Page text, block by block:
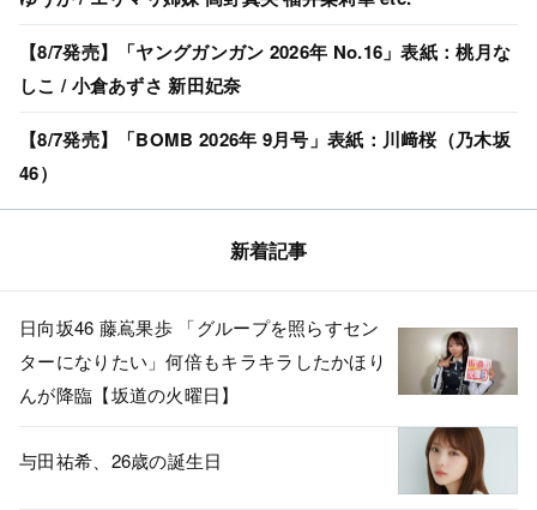
【8/7発売】「ヤングガンガン 2026年 No.16」表紙：桃月な
しこ / 小倉あずさ 新田妃奈
【8/7発売】「BOMB 2026年 9月号」表紙：川﨑桜（乃木坂
46）
新着記事
日向坂46 藤嶌果歩 「グループを照らすセン
ターになりたい」何倍もキラキラしたかほり
んが降臨【坂道の火曜日】
与田祐希、26歳の誕生日